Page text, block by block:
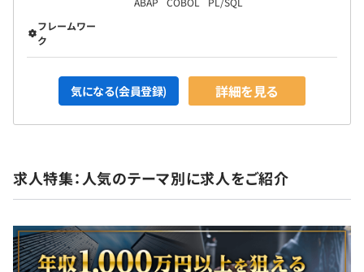
フレームワー
ク
気になる(会員登録) 詳細を見る
求人特集：人気のテーマ別に求人をご紹介